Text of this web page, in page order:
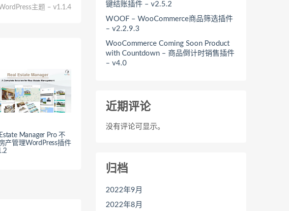
主题 – v1.1.4
Manager Pro 不
产管理WordPress插件
键结账插件 – v2.5.2
WOOF – WooCommerce商品筛选插件
– v2.2.9.3
WooCommerce Coming Soon Product
with Countdown – 商品倒计时销售插件
– v4.0
近期评论
没有评论可显示。
归档
2022年9月
2022年8月